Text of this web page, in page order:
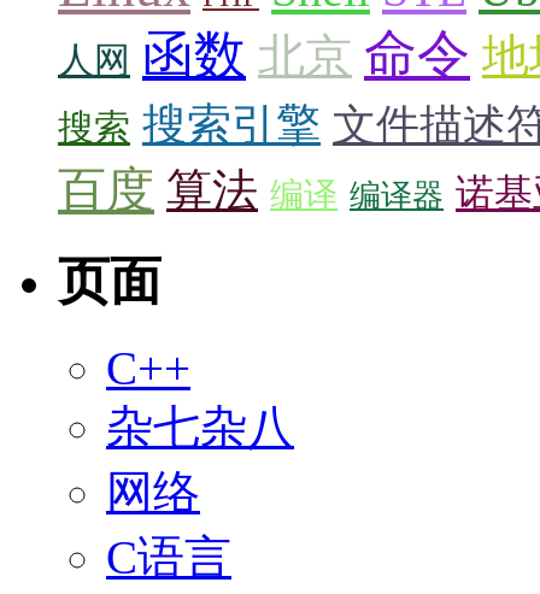
人网 函数 北京 命令 地
搜索 搜索引擎 文件描述
百度 算法 编译 编译器 诺
页面
C++
杂七杂八
网络
C语言